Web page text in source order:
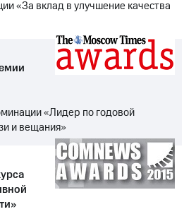
«За вклад в улучшение качества
«Лидер по годовой
и вещания»